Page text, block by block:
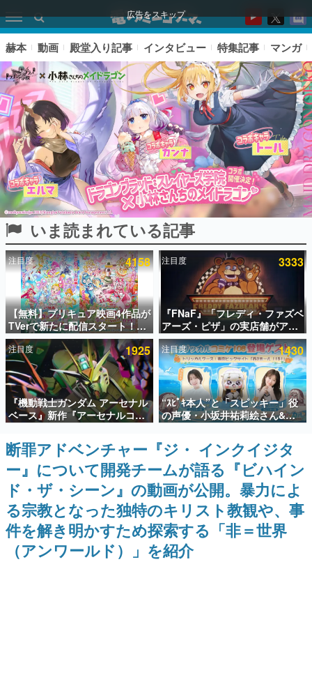
広告をスキップ
ピックアップ
電ファミのいま読まれている記事ランキング
アプリセール情報
インタビュー
連載・特集一覧
殿堂入り記事
SNS拡散数が数千以上！ ページビュー数万以上！ などな
ど。多くの人々に読まれた、電ファミ渾身の“殿堂入り”記
事をまとめました。
ゲームの企画書
名作ゲームクリエイターの方々に製作時のエピソードをお
聞きし、ヒットする企画（ゲーム）とは何か？を探ってい
きます。
この物語を解いてはいけない。『赫本』は、〈試験問題〉
の形をした短編ホラー小説集です。
新世代に訊く
赫本 動画 殿堂入り記事 インタビュー 特集記事 マンガ
いま読まれている記事
注目度 4158
【無料】プリキュア映画4作品が
TVerで新たに配信スタート！な
んと2018年～2024年の映画ほぼ
すべてが見放題に、ぶっちゃけ
ありえないラインナップ
注目度 3333
『FNaF』「フレディ・ファズベ
アーズ・ピザ」の実店舗がアメ
リカの商業施設「American
Dream」に2027年オープン！
ScottGamesとの共同開発、食
事だけでなくステージショーや
没入型のホラー体験も楽しめる
注目度 1925
『機動戦士ガンダム アーセナル
ベース』新作『アーセナルコマ
ンダー』発表！8月28日からオ
ープンベータテスト開催、2027
年2月下旬に稼働予定
注目度 1430
“ｽﾋﾟｷ本人”と「スピッキー」役
の声優・小坂井祐莉絵さん&パ
ク・シユンさんが集結。コミケ
108『トリッカル』ブースの登
場ゲストが発表
断罪アドベンチャー『ジ・ インクイジタ
ー』について開発チームが語る『ビハイン
ド・ザ・シーン』の動画が公開。暴力によ
る宗教となった独特のキリスト教観や、事
件を解き明かすため探索する「非＝世界
（アンワールド）」を紹介